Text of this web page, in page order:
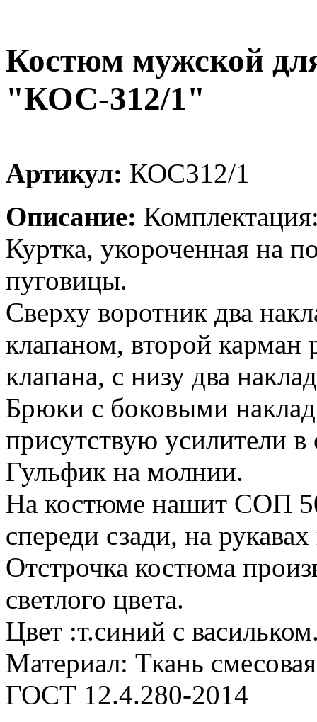
Костюм мужской
"КОС-312/1"
Артикул: КОС312/1
Описание:
Куртка, укороченная на
пуговицы.
Сверху воротник два
клапаном, второй карман
клапана, с низу два
Брюки с боковыми
присутствую усилители в
Гульфик на молнии.
На костюме нашит СОП
спереди сзади, на
Отстрочка костюма
светлого цвета.
Цвет :т.синий с
Материал: Ткань
ГОСТ 12.4.280-2014